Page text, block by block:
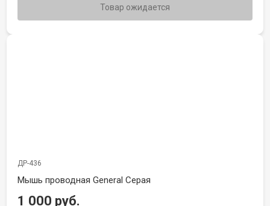
Товар ожидается
ДР-436
Мышь проводная General Серая
1 000 руб.